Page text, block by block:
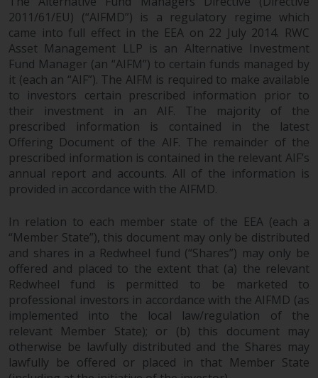
oder am Sitz oder Wohnsitz des
Anlegers.
Bestimmte Personen haben
möglicherweise Zugang zu
Informationen über Redwheel
Funds, eine
Investmentgesellschaft, die als
„Société d’Investissement à
Capital Variable“ nach
luxemburgischem Recht
von Redwheel Funds, auf die auf
der Website verwiesen wird,
werden nur durch den aktuellen
Verkaufsprospekt angeboten. Der
Verkaufsprospekt enthält
vollständigere Informationen
über die Teilfonds, einschließlich
der Anlageziele, Gebühren und
Ausgaben. Der Verkaufsprospekt
2011/61/EU) (“AIFMD”) is a regulatory regime which
came into full effect in the EEA on 22 July 2014. RWC
Asset Management LLP is an Alternative Investment
Fund Manager (an “AIFM”) to certain funds managed by
it (each an “AIF”). The AIFM is required to make available
to investors certain prescribed information prior to
their investment in an AIF. The majority of the
prescribed information is contained in the latest
Offering Document of the AIF. The remainder of the
prescribed information is contained in the relevant AIF’s
annual report and accounts. All of the information is
provided in accordance with the AIFMD.
In relation to each member state of the EEA (each a
“Member State”), this document may only be distributed
and shares in a Redwheel fund (“Shares”) may only be
offered and placed to the extent that (a) the relevant
Redwheel fund is permitted to be marketed to
professional investors in accordance with the AIFMD (as
implemented into the local law/regulation of the
relevant Member State); or (b) this document may
otherwise be lawfully distributed and the Shares may
lawfully be offered or placed in that Member State